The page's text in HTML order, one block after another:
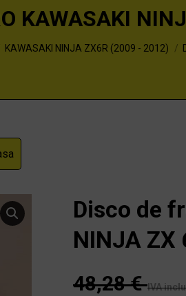
KAWASAKI
KAWASAKI NINJA ZX6R (2009 - 2012)
Disco de
NINJA ZX
48,28€ IVA